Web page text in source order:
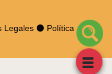
Legales ⚫ Política